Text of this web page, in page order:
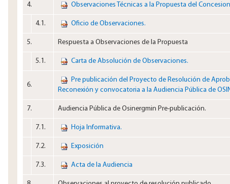
4.​ Observaciones Técnicas a la Propuesta del
4.1.​ Oficio de Observaciones.
5.​ Respuesta a Observaciones de la Propuesta
5.1.​ Carta de Absolución de Observaciones.
6.​
Pre publicación del Proyecto de Resolución de
Reconexión y convocatoria a la Audiencia Pública de
7.​ Audiencia Pública de Osinergmin Pre-publicación.
7.1.​ Hoja Informativa.
7.2.​ Exposición
7.3.​ Acta de la Audiencia